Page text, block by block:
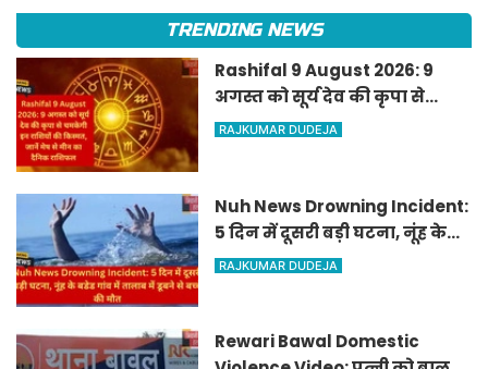
TRENDING NEWS
Rashifal 9 August 2026: 9
अगस्त को सूर्य देव की कृपा से
चमकेगी इन राशियों की किस्मत,
RAJKUMAR DUDEJA
Nuh News Drowning Incident:
5 दिन में दूसरी बड़ी घटना, नूंह के
बडेड गांव में तालाब में डूबने से बच्चे
RAJKUMAR DUDEJA
Rewari Bawal Domestic